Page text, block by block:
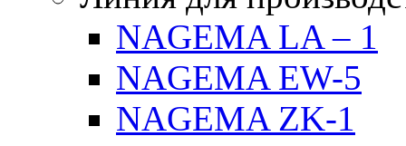
NAGEMA LA – 1
NAGEMA EW-5
NAGEMA ZK-1